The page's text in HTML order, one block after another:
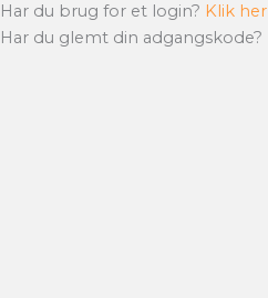
Har du brug for et login? Klik her
Har du glemt din adgangskode?